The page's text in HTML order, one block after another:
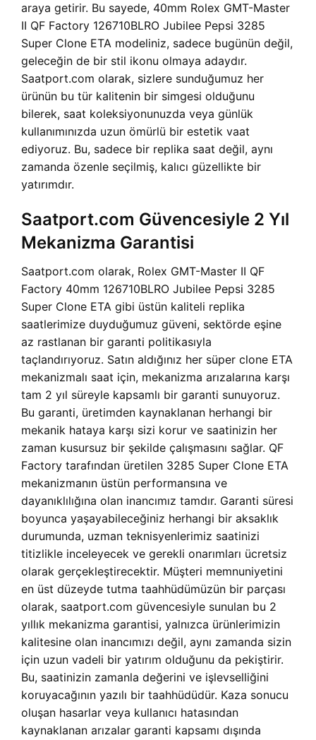
araya getirir. Bu sayede, 40mm Rolex GMT-Master
II QF Factory 126710BLRO Jubilee Pepsi 3285
Super Clone ETA modeliniz, sadece bugünün değil,
geleceğin de bir stil ikonu olmaya adaydır.
Saatport.com olarak, sizlere sunduğumuz her
ürünün bu tür kalitenin bir simgesi olduğunu
bilerek, saat koleksiyonunuzda veya günlük
kullanımınızda uzun ömürlü bir estetik vaat
ediyoruz. Bu, sadece bir replika saat değil, aynı
zamanda özenle seçilmiş, kalıcı güzellikte bir
yatırımdır.
Saatport.com Güvencesiyle 2 Yıl
Mekanizma Garantisi
Saatport.com olarak, Rolex GMT-Master II QF
Factory 40mm 126710BLRO Jubilee Pepsi 3285
Super Clone ETA gibi üstün kaliteli replika
saatlerimize duyduğumuz güveni, sektörde eşine
az rastlanan bir garanti politikasıyla
taçlandırıyoruz. Satın aldığınız her süper clone ETA
mekanizmalı saat için, mekanizma arızalarına karşı
tam 2 yıl süreyle kapsamlı bir garanti sunuyoruz.
Bu garanti, üretimden kaynaklanan herhangi bir
mekanik hataya karşı sizi korur ve saatinizin her
zaman kusursuz bir şekilde çalışmasını sağlar. QF
Factory tarafından üretilen 3285 Super Clone ETA
mekanizmanın üstün performansına ve
dayanıklılığına olan inancımız tamdır. Garanti süresi
boyunca yaşayabileceğiniz herhangi bir aksaklık
durumunda, uzman teknisyenlerimiz saatinizi
titizlikle inceleyecek ve gerekli onarımları ücretsiz
olarak gerçekleştirecektir. Müşteri memnuniyetini
en üst düzeyde tutma taahhüdümüzün bir parçası
olarak, saatport.com güvencesiyle sunulan bu 2
yıllık mekanizma garantisi, yalnızca ürünlerimizin
kalitesine olan inancımızı değil, aynı zamanda sizin
için uzun vadeli bir yatırım olduğunu da pekiştirir.
Bu, saatinizin zamanla değerini ve işlevselliğini
koruyacağının yazılı bir taahhüdüdür. Kaza sonucu
oluşan hasarlar veya kullanıcı hatasından
kaynaklanan arızalar garanti kapsamı dışında